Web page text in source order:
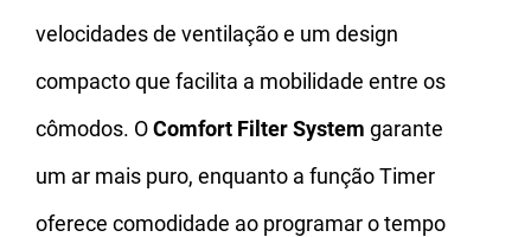
velocidades de ventilação e um design
compacto que facilita a mobilidade entre os
cômodos. OComfort Filter System garante
um ar mais puro, enquanto a função Timer
oferece comodidade ao programar o tempo